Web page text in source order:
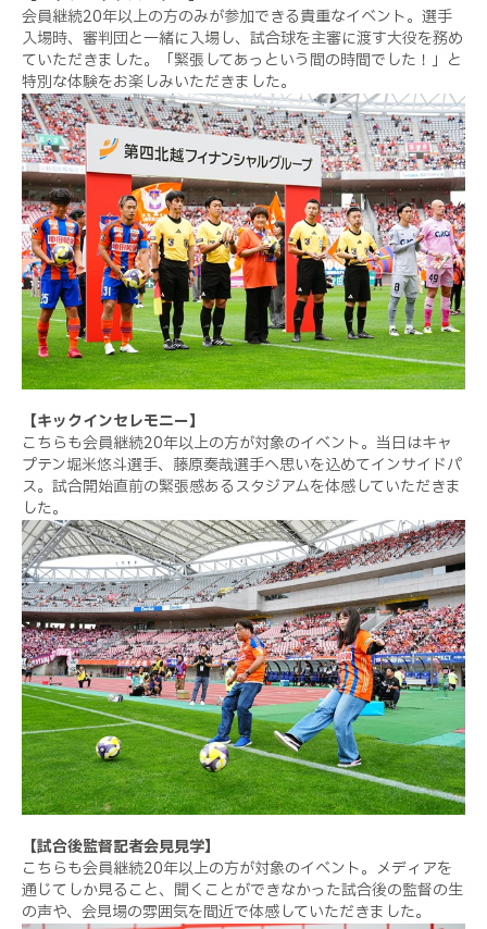
会員継続20年以上の方のみが参加できる貴重なイベント。選手
入場時、審判団と一緒に入場し、試合球を主審に渡す大役を務め
ていただきました。「緊張してあっという間の時間でした！」と
特別な体験をお楽しみいただきました。
【キックインセレモニー】
こちらも会員継続20年以上の方が対象のイベント。当日はキャ
プテン堀米悠斗選手、藤原奏哉選手へ思いを込めてインサイドパ
ス。試合開始直前の緊張感あるスタジアムを体感していただきま
した。
【試合後監督記者会見見学】
こちらも会員継続20年以上の方が対象のイベント。メディアを
通じてしか見ること、聞くことができなかった試合後の監督の生
の声や、会見場の雰囲気を間近で体感していただきました。